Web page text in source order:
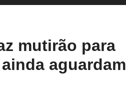
mutirão para
aguardam